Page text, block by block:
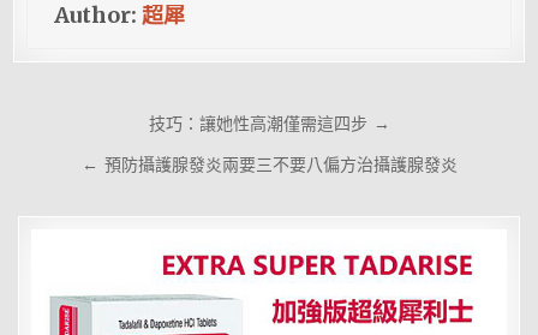
Author: 超犀
覽
技巧：讓她性高潮僅需這四步 →
← 預防攝護腺發炎兩要三不要八偏方治攝護腺發炎